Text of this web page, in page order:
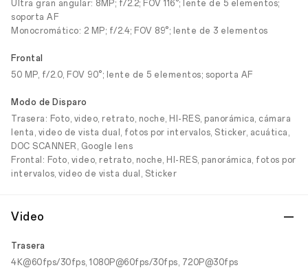
Ultra gran angular: 8MP; f/2.2; FOV 116°; lente de 5 elementos;
soporta AF
Monocromático: 2 MP; f/2.4; FOV 89°; lente de 3 elementos
Frontal
50 MP, f/2.0, FOV 90°; lente de 5 elementos; soporta AF
Modo de Disparo
Trasera: Foto, video, retrato, noche, HI-RES, panorámica, cámara
lenta, video de vista dual, fotos por intervalos, Sticker, acuática,
DOC SCANNER, Google lens
Frontal: Foto, video, retrato, noche, HI-RES, panorámica, fotos por
intervalos, video de vista dual, Sticker
Video
Trasera
4K@60fps/30fps, 1080P@60fps/30fps, 720P@30fps